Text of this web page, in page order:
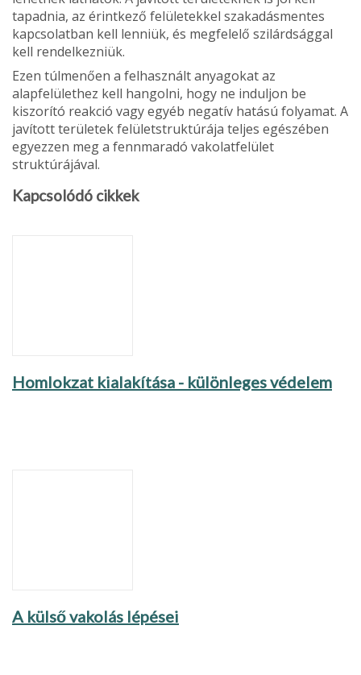
tapadnia, az érintkező felületekkel szakadás­mentes
kapcsolatban kell lenniük, és megfelelő szilárdsággal
kell rendelkezniük.
Ezen túlmenően a felhasznált anyagokat az
alapfelülethez kell han­golni, hogy ne induljon be
kiszorító reakció vagy egyéb negatív hatású folyamat. A
javított területek felületstruktúrája teljes egészében
egyezzen meg a fennmaradó vakolatfelület
struktúrájával.
Kapcsolódó cikkek
Homlokzat kialakítása - különleges védelem
A külső vakolás lépései